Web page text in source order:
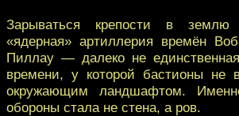
Зарываться крепости в землю
«ядерная» артиллерия времён
Пиллау — далеко не единственная
времени, у которой бастионы не
окружающим ландшафтом.
обороны стала не стена, а ров.